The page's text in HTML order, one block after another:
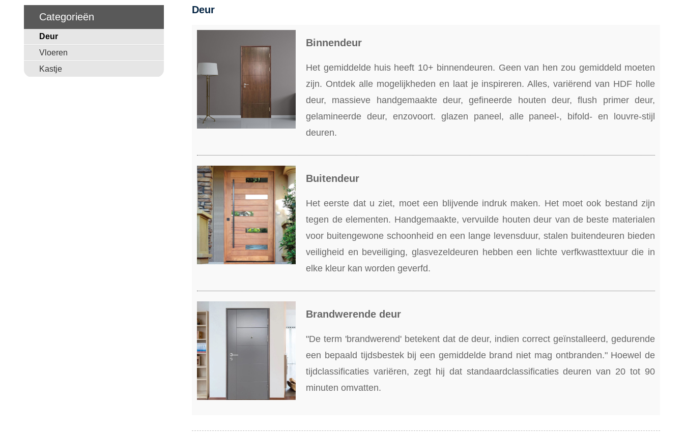
Categorieën
Deur
Vloeren
Kastje
Deur
Binnendeur
Het gemiddelde huis heeft 10+ binnendeuren. Geen van hen zou gemiddeld moeten
zijn. Ontdek alle mogelijkheden en laat je inspireren. Alles, variërend van HDF holle
deur, massieve handgemaakte deur, gefineerde houten deur, flush primer deur,
gelamineerde deur, enzovoort. glazen paneel, alle paneel-, bifold- en louvre-stijl
deuren.
Buitendeur
Het eerste dat u ziet, moet een blijvende indruk maken. Het moet ook bestand zijn
tegen de elementen. Handgemaakte, vervuilde houten deur van de beste materialen
voor buitengewone schoonheid en een lange levensduur, stalen buitendeuren bieden
veiligheid en beveiliging, glasvezeldeuren hebben een lichte verfkwasttextuur die in
elke kleur kan worden geverfd.
Brandwerende deur
"De term 'brandwerend' betekent dat de deur, indien correct geïnstalleerd, gedurende
een bepaald tijdsbestek bij een gemiddelde brand niet mag ontbranden." Hoewel de
tijdclassificaties variëren, zegt hij dat standaardclassificaties deuren van 20 tot 90
minuten omvatten.